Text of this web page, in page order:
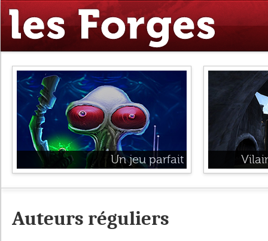
Un jeu parfait
Auteurs réguliers